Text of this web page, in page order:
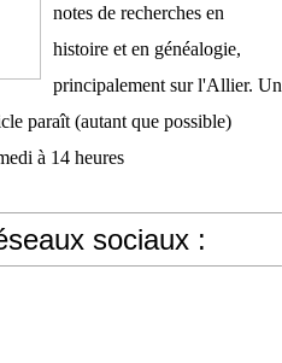
notes de recherches en
histoire et en généalogie,
principalement sur l'Allier. Un
paraît (autant que possible)
à 14 heures
sociaux :